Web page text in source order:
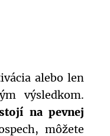
alebo len
výsledkom.
na pevnej
môžete